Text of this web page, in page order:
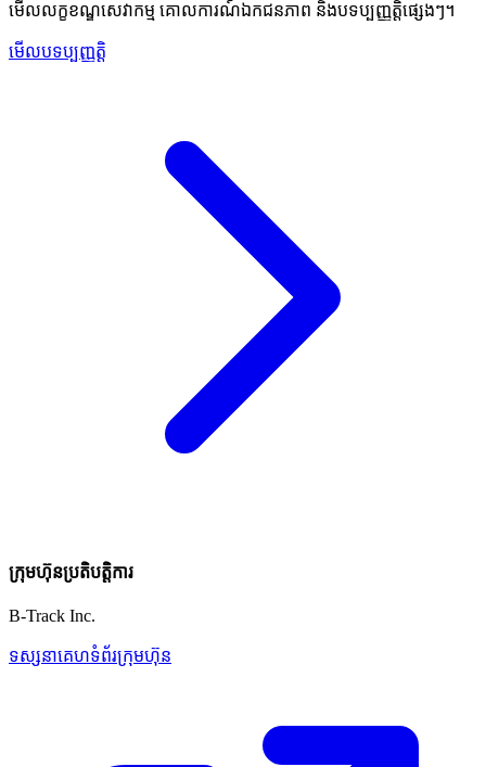
មើលលក្ខខណ្ឌសេវាកម្ម គោលការណ៍ឯកជនភាព និងបទប្បញ្ញត្តិផ្សេងៗ។
មើលបទប្បញ្ញត្តិ
ក្រុមហ៊ុនប្រតិបត្តិការ
B-Track Inc.
ទស្សនាគេហទំព័រក្រុមហ៊ុន